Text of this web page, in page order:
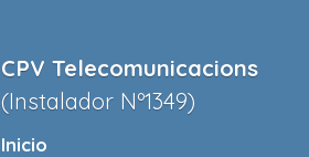
CPV Telecomunicacions
(Instalador Nº1349)
Inicio